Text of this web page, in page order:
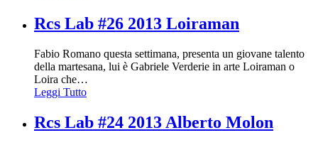
Rcs Lab #26 2013 Loiraman
Fabio Romano questa settimana, presenta un giovane talento
della martesana, lui è Gabriele Verderie in arte Loiraman o
Loira che…
Leggi Tutto
Rcs Lab #24 2013 Alberto Molon